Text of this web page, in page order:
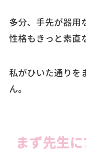
多分、手先が器用
性格もきっと素直
私がひいた通りを
ん。
まず先生